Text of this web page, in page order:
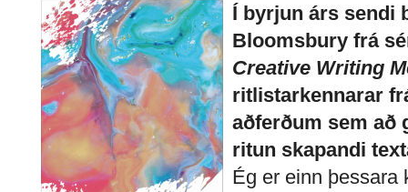
Í byrjun árs sendi
Bloomsbury frá
Creative Writing
ritlistarkennarar
aðferðum sem að
ritun skapandi
Ég er einn þessara